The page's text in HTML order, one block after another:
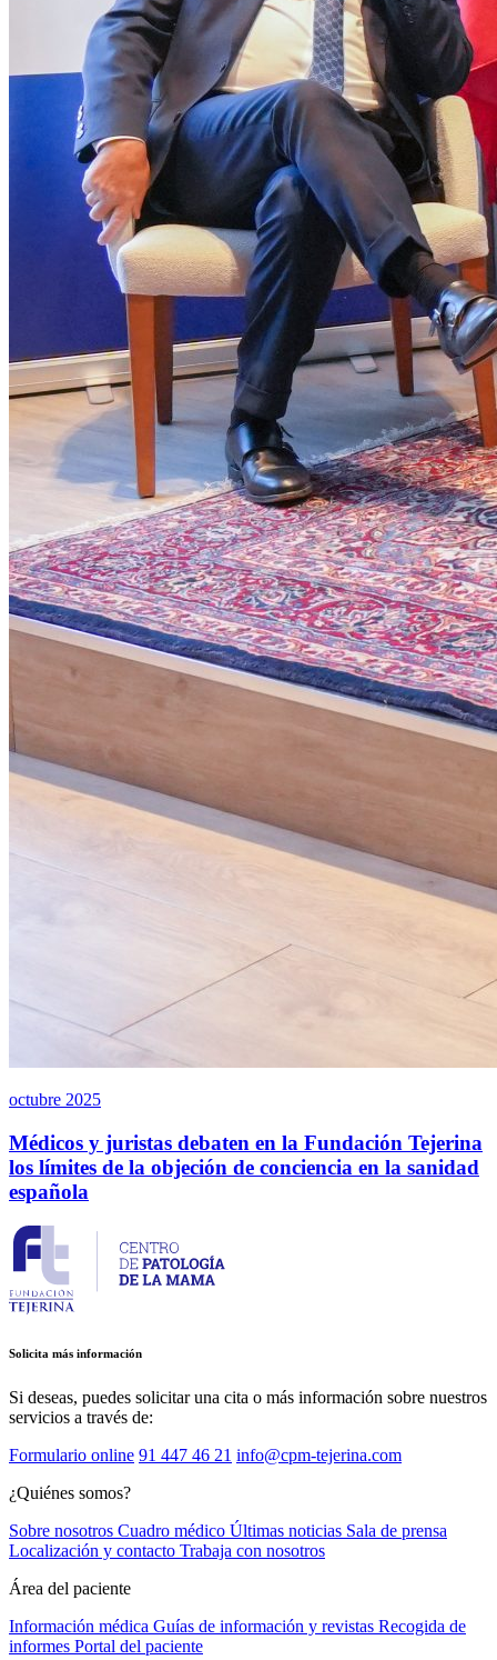
octubre 2025
Médicos y juristas debaten en la Fundación Tejerina
los límites de la objeción de conciencia en la sanidad
española
Solicita más información
Si deseas, puedes solicitar una cita o más información sobre nuestros
servicios a través de:
Formulario online 91 447 46 21 info@cpm-tejerina.com
¿Quiénes somos?
Sobre nosotros Cuadro médico Últimas noticias Sala de prensa
Localización y contacto Trabaja con nosotros
Área del paciente
Información médica Guías de información y revistas Recogida de
informes Portal del paciente